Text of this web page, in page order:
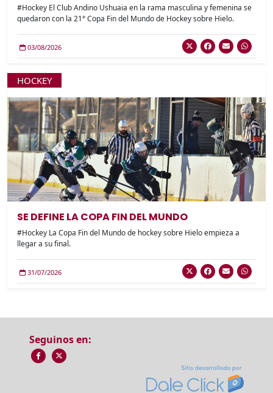
#Hockey El Club Andino Ushuaia en la rama masculina y femenina se
quedaron con la 21° Copa Fin del Mundo de Hockey sobre Hielo.
03/08/2026
HOCKEY
SE DEFINE LA COPA FIN DEL MUNDO
#Hockey La Copa Fin del Mundo de hockey sobre Hielo empieza a
llegar a su final.
31/07/2026
Seguinos en: